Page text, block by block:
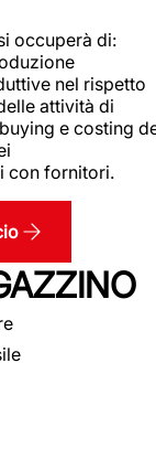
occuperà di:
nel rispetto
attività di
e costing
con fornitori.